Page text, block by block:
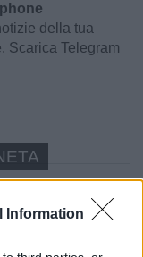
Information
della tua
Scarica Telegram